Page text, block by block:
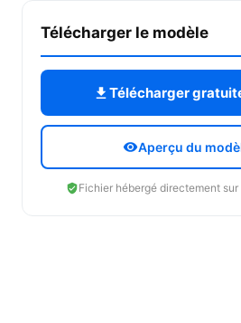
Télécharger le modèle
Télécharger
Aperçu du
Fichier hébergé directement